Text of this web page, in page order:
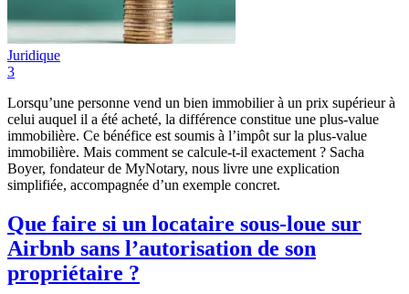
Juridique
3
Lorsqu’une personne vend un bien immobilier à un prix supérieur à
celui auquel il a été acheté, la différence constitue une plus-value
immobilière. Ce bénéfice est soumis à l’impôt sur la plus-value
immobilière. Mais comment se calcule-t-il exactement ? Sacha
Boyer, fondateur de MyNotary, nous livre une explication
simplifiée, accompagnée d’un exemple concret.
Que faire si un locataire sous-loue sur
Airbnb sans l’autorisation de son
propriétaire ?